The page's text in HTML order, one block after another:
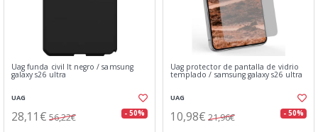
Uag funda civil lt negro / samsung
galaxy s26 ultra
UAG
28,11€ 56,22€ - 50%
Uag protector de pantalla de vidrio
templado / samsung galaxy s26 ultra
UAG
10,98€ 21,96€ - 50%